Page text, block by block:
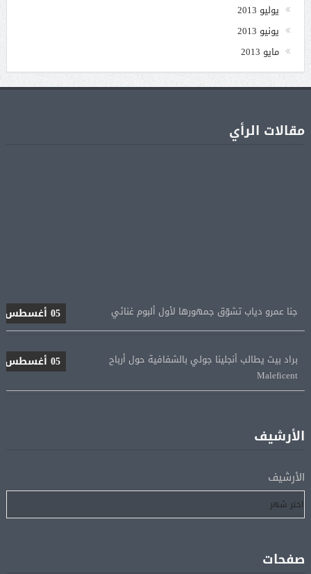
يوليو 2013
يونيو 2013
مايو 2013
مقالات الرأي
Maleficent
لإتمام انتقاله إلى طرابزون سبور
05 أغسطس
رسميًا.. انطلاق الدورى الممتاز 21 أغسطس.. وقمة الزمالك
الأرشيف
الأرشيف
صفحات